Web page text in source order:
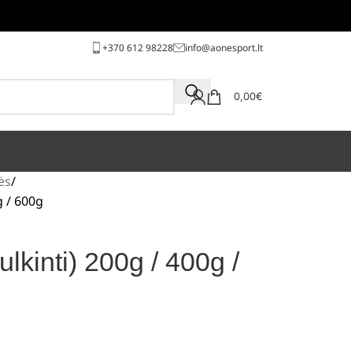
+370 612 98228 info@aonesport.lt
0,00€
/ 600g
200g / 400g /